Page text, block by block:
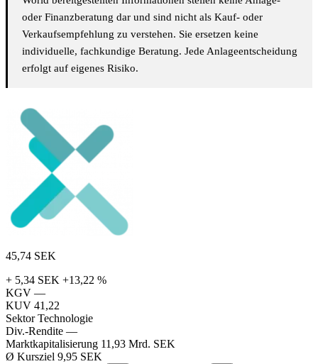
oder Finanzberatung dar und sind nicht als Kauf- oder
Verkaufsempfehlung zu verstehen. Sie ersetzen keine
individuelle, fachkundige Beratung. Jede Anlageentscheidung
erfolgt auf eigenes Risiko.
45,74 SEK
+ 5,34 SEK +13,22 %
KGV —
KUV 41,22
Sektor Technologie
Div.-Rendite —
Marktkapitalisierung 11,93 Mrd. SEK
Ø Kursziel 9,95 SEK